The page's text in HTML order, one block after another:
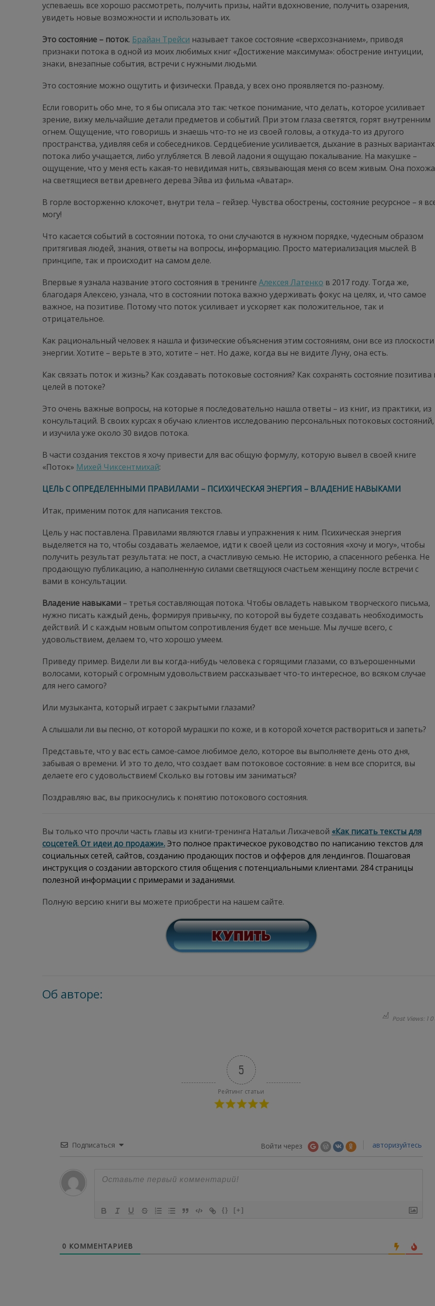
успеваешь все хорошо рассмотреть, получить призы, найти вдохновение, получить озарения,
увидеть новые возможности и использовать их.
Это состояние – поток. Брайан Трейси называет такое состояние «сверхсознанием», приводя
признаки потока в одной из моих любимых книг «Достижение максимума»: обострение интуиции,
знаки, внезапные события, встречи с нужными людьми.
Это состояние можно ощутить и физически. Правда, у всех оно проявляется по-разному.
Если говорить обо мне, то я бы описала это так: четкое понимание, что делать, которое усиливает
зрение, вижу мельчайшие детали предметов и событий. При этом глаза светятся, горят внутренним
огнем. Ощущение, что говоришь и знаешь что-то не из своей головы, а откуда-то из другого
пространства, удивляя себя и собеседников. Сердцебиение усиливается, дыхание в разных вариантах
потока либо учащается, либо углубляется. В левой ладони я ощущаю покалывание. На макушке –
ощущение, что у меня есть какая-то невидимая нить, связывающая меня со всем живым. Она похожа
на светящиеся ветви древнего дерева Эйва из фильма «Аватар».
В горле восторженно клокочет, внутри тела – гейзер. Чувства обострены, состояние ресурсное – я
могу!
Что касается событий в состоянии потока, то они случаются в нужном порядке, чудесным образом
притягивая людей, знания, ответы на вопросы, информацию. Просто материализация мыслей. В
принципе, так и происходит на самом деле.
Впервые я узнала название этого состояния в тренинге Алексея Латенко в 2017 году. Тогда же,
благодаря Алексею, узнала, что в состоянии потока важно удерживать фокус на целях, и, что самое
важное, на позитиве. Потому что поток усиливает и ускоряет как положительное, так и
отрицательное.
Как рациональный человек я нашла и физические объяснения этим состояниям, они все из плоскости
энергии. Хотите – верьте в это, хотите – нет. Но даже, когда вы не видите Луну, она есть.
Как связать поток и жизнь? Как создавать потоковые состояния? Как сохранять состояние позитива
целей в потоке?
Это очень важные вопросы, на которые я последовательно нашла ответы – из книг, из практики, из
консультаций. В своих курсах я обучаю клиентов исследованию персональных потоковых состояний,
и изучила уже около 30 видов потока.
В части создания текстов я хочу привести для вас общую формулу, которую вывел в своей книге
«Поток» Михей Чиксентмихай:
ЦЕЛЬ С ОПРЕДЕЛЕННЫМИ ПРАВИЛАМИ – ПСИХИЧЕСКАЯ ЭНЕРГИЯ – ВЛАДЕНИЕ НАВЫКАМИ
Итак, применим поток для написания текстов.
Цель у нас поставлена. Правилами являются главы и упражнения к ним. Психическая энергия
выделяется на то, чтобы создавать желаемое, идти к своей цели из состояния «хочу и могу», чтобы
получить результат результата: не пост, а счастливую семью. Не историю, а спасенного ребенка. Не
продающую публикацию, а наполненную силами светящуюся счастьем женщину после встречи с
вами в консультации.
Владение навыками – третья составляющая потока. Чтобы овладеть навыком творческого письма,
нужно писать каждый день, формируя привычку, по которой вы будете создавать необходимость
действий. И с каждым новым опытом сопротивления будет все меньше. Мы лучше всего, с
удовольствием, делаем то, что хорошо умеем.
Приведу пример. Видели ли вы когда-нибудь человека с горящими глазами, со взъерошенными
волосами, который с огромным удовольствием рассказывает что-то интересное, во всяком случае
для него самого?
Или музыканта, который играет с закрытыми глазами?
А слышали ли вы песню, от которой мурашки по коже, и в которой хочется раствориться и запеть?
Представьте, что у вас есть самое-самое любимое дело, которое вы выполняете день ото дня,
забывая о времени. И это то дело, что создает вам потоковое состояние: в нем все спорится, вы
делаете его с удовольствием! Сколько вы готовы им заниматься?
Поздравляю вас, вы прикоснулись к понятию потокового состояния.
Вы только что прочли часть главы из книги-тренинга Натальи Лихачевой «Как писать тексты для
соцсетей. От идеи до продажи». Это полное практическое руководство по написанию текстов для
социальных сетей, сайтов, созданию продающих постов и офферов для лендингов. Пошаговая
инструкция о создании авторского стиля общения с потенциальными клиентами. 284 страницы
полезной информации с примерами и заданиями.
Полную версию книги вы можете приобрести на нашем сайте.
Об авторе:
Post Views: 1
5
Рейтинг статьи
Подписаться Войти через авторизуйтесь
{} [+]
0 КОММЕНТАРИЕВ